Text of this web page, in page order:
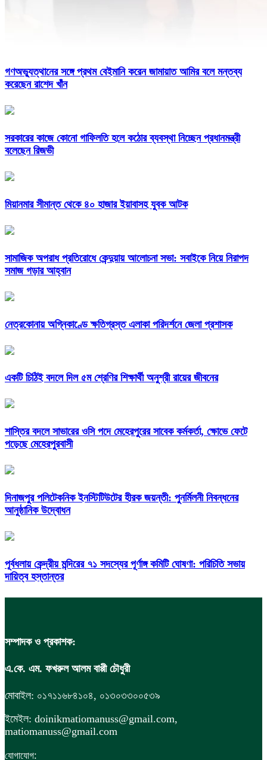
গণঅভ্যুত্থানের সঙ্গে প্রথম বেইমানি করেন জামায়াত আমির বলে মন্তব্য
করেছেন রাশেদ খাঁন
সরকারের কাজে কোনো গাফিলতি হলে কঠোর ব্যবস্থা নিচ্ছেন প্রধানমন্ত্রী
বলেছেন রিজভী
মিয়ানমার সীমান্ত থেকে ৪০ হাজার ইয়াবাসহ যুবক আটক
সামাজিক অপরাধ প্রতিরোধে কেন্দুয়ায় আলোচনা সভা: সবাইকে নিয়ে নিরাপদ
সমাজ গড়ার আহ্বান
নেত্রকোনায় অগ্নিকাণ্ডে ক্ষতিগ্রস্ত এলাকা পরিদর্শনে জেলা প্রশাসক
একটি চিঠিই বদলে দিল ৫ম শ্রেণির শিক্ষার্থী অনুশ্রী রায়ের জীবনের
শাস্তির বদলে সাভারের ওসি পদে মেহেরপুরের সাবেক কর্মকর্তা, ক্ষোভে ফেটে
পড়েছে মেহেরপুরবাসী
দিনাজপুর পলিটেকনিক ইনস্টিটিউটের হীরক জয়ন্তী: পুনর্মিলনী নিবন্ধনের
আনুষ্ঠানিক উদ্বোধন
পূর্বধলায় কেন্দ্রীয় মন্দিরের ৭১ সদস্যের পূর্ণাঙ্গ কমিটি ঘোষণা: পরিচিতি সভায়
দায়িত্ব হস্তান্তর
সম্পাদক ও প্রকাশক:
এ.কে. এম. ফখরুল আলম বাপ্পী চৌধুরী
মোবাইল: ০১৭১১৬৮৪১০৪, ০১৩০৩৩০০৫৩৯
ইমেইল: doinikmatiomanuss@gmail.com,
matiomanuss@gmail.com
যোগাযোগ: